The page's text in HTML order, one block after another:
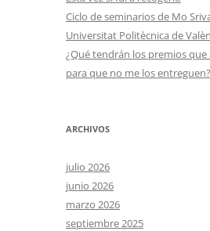
Ciclo de seminarios de Mo
Universitat Politècnica de
¿Qué tendrán los premios que
para que no me los
ARCHIVOS
julio 2026
junio 2026
marzo 2026
septiembre 2025